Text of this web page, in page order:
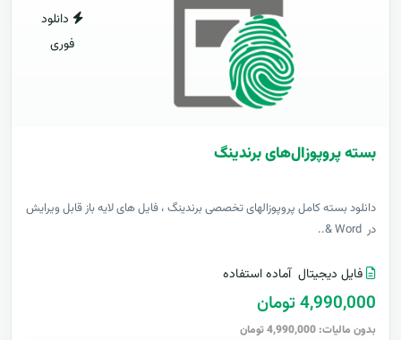
دانلود
فوری
بسته پروپوزال‌های برندینگ
دانلود بسته کامل پروپوزالهای تخصصی برندینگ ، فایل های لایه باز قابل ویرایش
در Word &..
فایل دیجیتال آماده استفاده
4,990,000 تومان
بدون مالیات: 4,990,000 تومان